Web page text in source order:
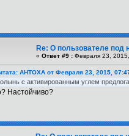
Re: О пользователе под
« Ответ #9 : Февраля 23,
AHTOXA от Февраля 23, 2015,
с активированным углем
Настойчиво?